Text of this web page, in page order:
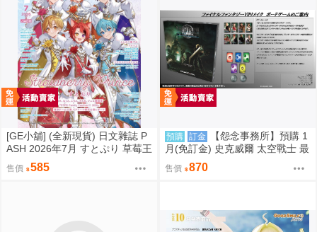
[GE小舖] (全新現貨) 日文雜誌 P
ASH 2026年7月 すとぷり 草莓王
子 魔法帽的工作室
售價 585
預購 訂金
【怨念事務所】預購 1
月(免訂金) 史克威爾 太空戰士 最
終幻想 FF7 重生 桌遊 魔晶石獵
人 再販 0821
售價 870